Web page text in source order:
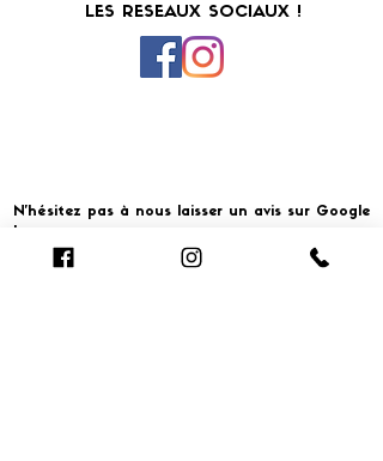
LES RESEAUX SOCIAUX !
N'hésitez pas à nous laisser un avis sur Google
!